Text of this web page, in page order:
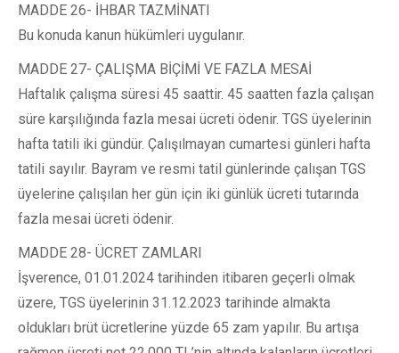
MADDE 26- İHBAR TAZMİNATI
Bu konuda kanun hükümleri uygulanır.
MADDE 27- ÇALIŞMA BİÇİMİ VE FAZLA MESAİ
Haftalık çalışma süresi 45 saattir. 45 saatten fazla çalışan
süre karşılığında fazla mesai ücreti ödenir. TGS üyelerinin
hafta tatili iki gündür. Çalışılmayan cumartesi günleri hafta
tatili sayılır. Bayram ve resmi tatil günlerinde çalışan TGS
üyelerine çalışılan her gün için iki günlük ücreti tutarında
fazla mesai ücreti ödenir.
MADDE 28- ÜCRET ZAMLARI
İşverence, 01.01.2024 tarihinden itibaren geçerli olmak
üzere, TGS üyelerinin 31.12.2023 tarihinde almakta
oldukları brüt ücretlerine yüzde 65 zam yapılır. Bu artışa